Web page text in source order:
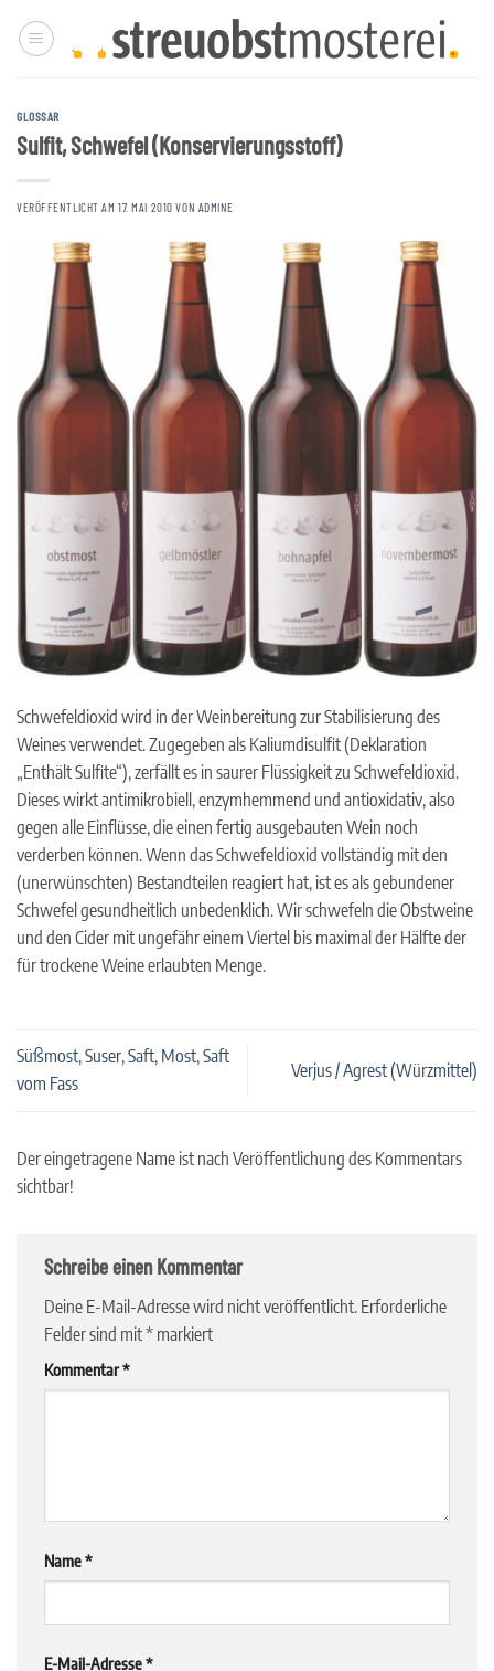
Inhalt
GLOSSAR
Sulfit, Schwefel (Konservierungsstoff)
VERÖFFENTLICHT AM17. MAI 2010 VON ADMINE
Schwefeldioxid wird in der Weinbereitung zur Stabilisierung des
Weines verwendet. Zugegeben als Kaliumdisulfit (Deklaration
„Enthält Sulfite“), zerfällt es in saurer Flüssigkeit zu Schwefeldioxid.
Dieses wirkt antimikrobiell, enzymhemmend und antioxidativ, also
gegen alle Einflüsse, die einen fertig ausgebauten Wein noch
verderben können. Wenn das Schwefeldioxid vollständig mit den
(unerwünschten) Bestandteilen reagiert hat, ist es als gebundener
Schwefel gesundheitlich unbedenklich. Wir schwefeln die Obstweine
und den Cider mit ungefähr einem Viertel bis maximal der Hälfte der
für trockene Weine erlaubten Menge.
Süßmost, Suser, Saft, Most, Saft
vom Fass
Verjus / Agrest (Würzmittel)
Der eingetragene Name ist nach Veröffentlichung des Kommentars
sichtbar!
Schreibe einen Kommentar
Deine E-Mail-Adresse wird nicht veröffentlicht. Erforderliche
Felder sind mit* markiert
Kommentar*
Name*
E-Mail-Adresse*